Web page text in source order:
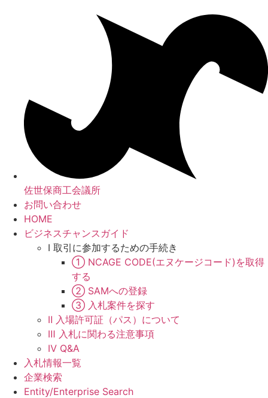
佐世保商工会議所
お問い合わせ
HOME
ビジネスチャンスガイド
Ⅰ 取引に参加するための手続き
① NCAGE CODE(エヌケージコード)を取得
する
② SAMへの登録
③ 入札案件を探す
Ⅱ 入場許可証（パス）について
Ⅲ 入札に関わる注意事項
Ⅳ Q&A
入札情報一覧
企業検索
Entity/Enterprise Search